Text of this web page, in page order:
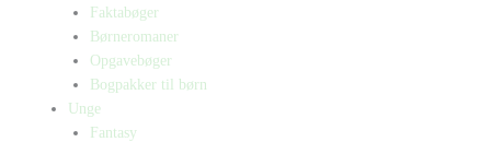
Faktabøger
Børneromaner
Opgavebøger
Bogpakker til børn
Unge
Fantasy